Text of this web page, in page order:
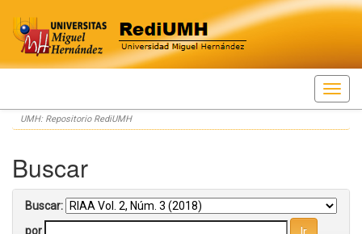
Skip
navigation
UMH: Repositorio RediUMH
Buscar
Buscar:
por